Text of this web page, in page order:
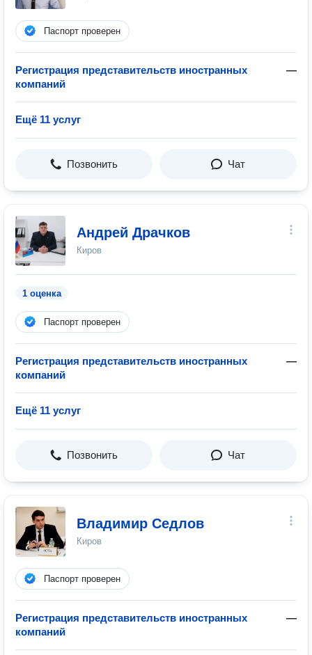
Паспорт проверен
Регистрация представительств иностранных
компаний
—
Ещё 11 услуг
Позвонить Чат
Андрей Драчков
Киров
1 оценка
Паспорт проверен
Регистрация представительств иностранных
компаний
—
Ещё 11 услуг
Позвонить Чат
Владимир Седлов
Киров
Паспорт проверен
Регистрация представительств иностранных
компаний
—